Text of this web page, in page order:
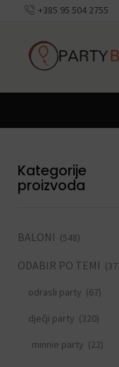
+385 95 504 2755
Kategorije
proizvoda
BALONI (548)
ODABIR PO TEMI
odrasli party (67)
dječji party (320)
minnie party (22)